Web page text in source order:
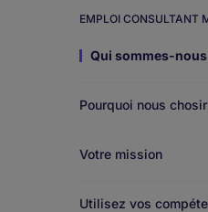
Work
us
EMPLOI CONSULTANT
Qui sommes-nous
Pourquoi nous chosir
Votre mission
Utilisez vos